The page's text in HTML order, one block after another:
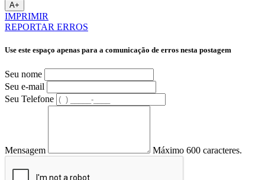
A+
IMPRIMIR
REPORTAR ERROS
Use este espaço apenas para a comunicação de erros nesta postagem
Seu nome
Seu e-mail
Seu Telefone
Mensagem Máximo 600 caracteres.